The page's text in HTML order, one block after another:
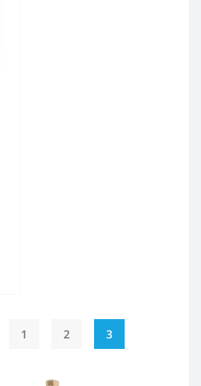
1 2 3